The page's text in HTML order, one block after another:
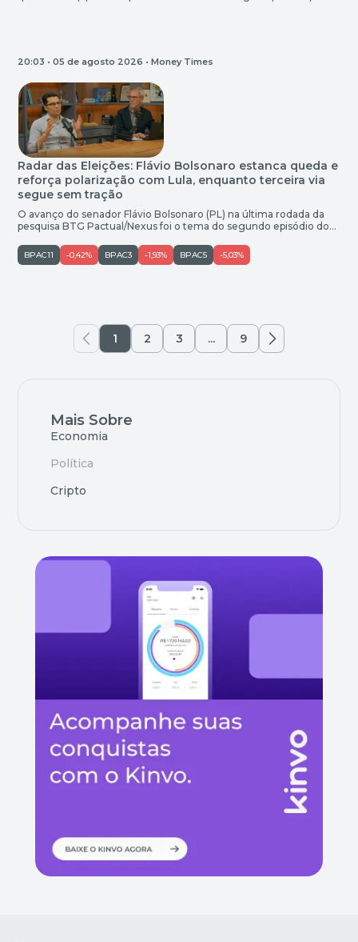
20:03 • 05 de agosto 2026 • Money Times
Radar das Eleições: Flávio Bolsonaro estanca queda e
reforça polarização com Lula, enquanto terceira via
segue sem tração
O avanço do senador Flávio Bolsonaro (PL) na última rodada da
pesquisa BTG Pactual/Nexus foi o tema do segundo episódio do
trouxe o filho do ex-presidente Jair Bolsonaro apenas 1 ponto
percentual atrás do presidente Luiz Inácio Lula da Silva (PT) em
BPAC11 -0,42% BPAC3 -1,93% BPAC5 -5,03%
1 2 3 ... 9
Mais Sobre
Economia
Política
Cripto